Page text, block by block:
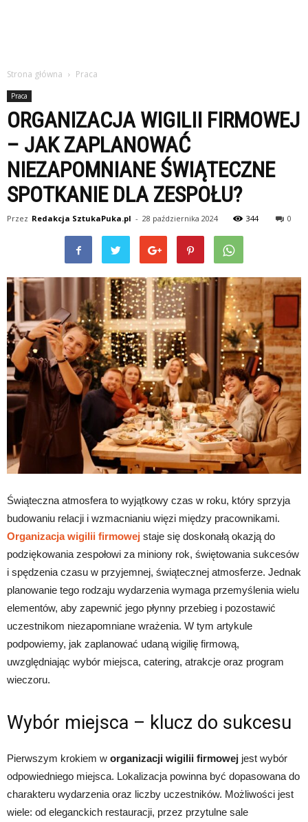
Strona główna Praca
Praca
ORGANIZACJA WIGILII FIRMOWEJ
– JAK ZAPLANOWAĆ
NIEZAPOMNIANE ŚWIĄTECZNE
SPOTKANIE DLA ZESPOŁU?
Przez Redakcja SztukaPuka.pl - 28 października 2024 344 0
Świąteczna atmosfera to wyjątkowy czas w roku, który sprzyja
budowaniu relacji i wzmacnianiu więzi między pracownikami.
Organizacja wigilii firmowej staje się doskonałą okazją do
podziękowania zespołowi za miniony rok, świętowania sukcesów
i spędzenia czasu w przyjemnej, świątecznej atmosferze. Jednak
planowanie tego rodzaju wydarzenia wymaga przemyślenia wielu
elementów, aby zapewnić jego płynny przebieg i pozostawić
uczestnikom niezapomniane wrażenia. W tym artykule
podpowiemy, jak zaplanować udaną wigilię firmową,
uwzględniając wybór miejsca, catering, atrakcje oraz program
wieczoru.
Wybór miejsca – klucz do sukcesu
Pierwszym krokiem w organizacji wigilii firmowej jest wybór
odpowiedniego miejsca. Lokalizacja powinna być dopasowana do
charakteru wydarzenia oraz liczby uczestników. Możliwości jest
wiele: od eleganckich restauracji, przez przytulne sale